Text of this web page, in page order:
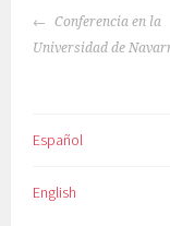
NAVEGACIÓN
DE
Conferencia en la
Universidad de
Español
English